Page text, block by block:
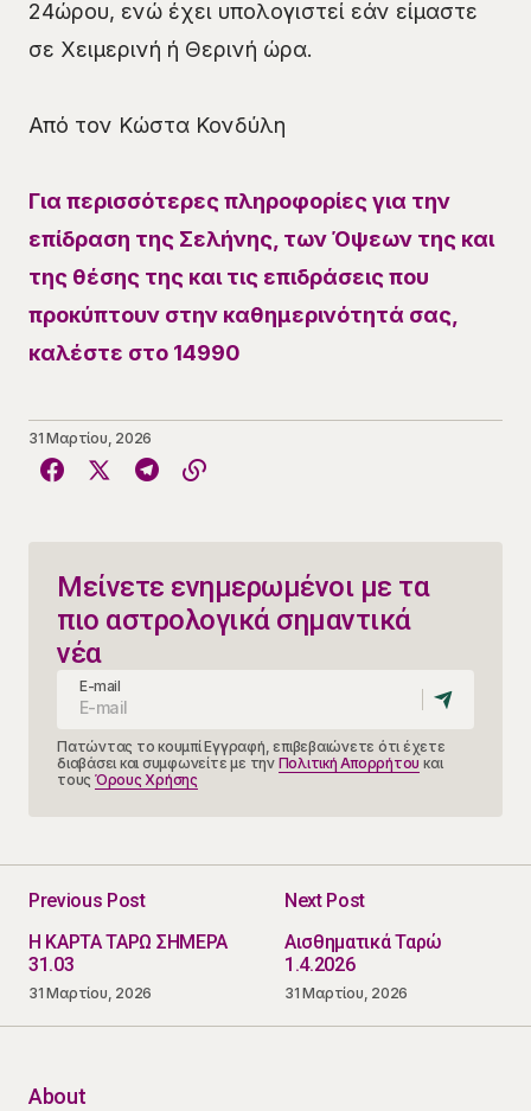
24ώρου, ενώ έχει υπολογιστεί εάν είμαστε
σε Χειμερινή ή Θερινή ώρα.
Από τον Κώστα Κονδύλη
Για περισσότερες πληροφορίες για την
επίδραση της Σελήνης, των Όψεων της και
της θέσης της και τις επιδράσεις που
προκύπτουν στην καθημερινότητά σας,
καλέστε στο 14990
31 Μαρτίου, 2026
Μείνετε ενημερωμένοι με τα
πιο αστρολογικά σημαντικά
νέα
E-mail
Πατώντας το κουμπί Εγγραφή, επιβεβαιώνετε ότι έχετε
διαβάσει και συμφωνείτε με την Πολιτική Απορρήτου και
τους Όρους Χρήσης
Previous Post
Η ΚΑΡΤΑ ΤΑΡΩ ΣΗΜΕΡΑ
31.03
31 Μαρτίου, 2026
Next Post
Αισθηματικά Ταρώ
1.4.2026
31 Μαρτίου, 2026
About